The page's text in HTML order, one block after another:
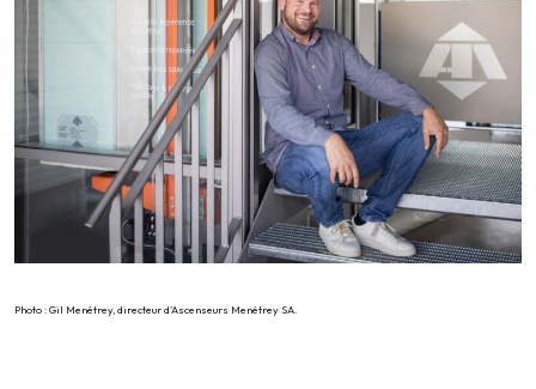
Photo : Gil Menétrey, directeur d’Ascenseurs Menétrey SA.